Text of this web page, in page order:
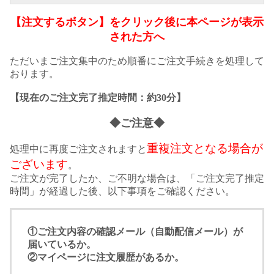
【注文するボタン】をクリック後に本ページが表示
された方へ
ただいまご注文集中のため順番にご注文手続きを処理して
おります。
【現在のご注文完了推定時間：約30分】
◆ご注意◆
処理中に再度ご注文されますと重複注文となる場合が
ございます。
ご注文が完了したか、ご不明な場合は、「ご注文完了推定
時間」が経過した後、以下事項をご確認ください。
①ご注文内容の確認メール（自動配信メール）が
届いているか。
②マイページに注文履歴があるか。